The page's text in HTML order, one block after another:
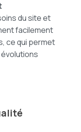
du site et
facilement
ce qui permet